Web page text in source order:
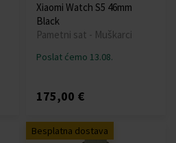
Xiaomi Watch S5 46mm
Black
Pametni sat - Muškarci
Poslat ćemo 13.08.
175,00 €
Besplatna dostava